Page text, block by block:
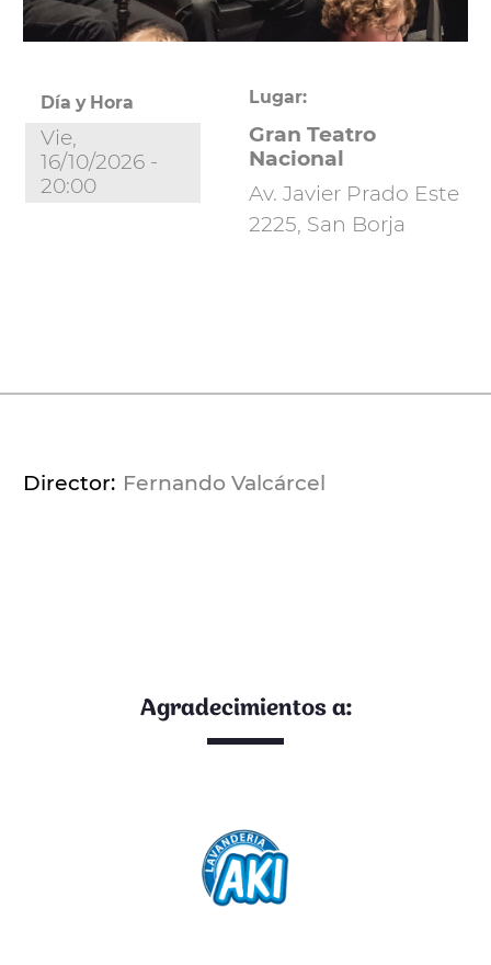
Día y Hora
Vie,
16/10/2026 -
20:00
Lugar:
Gran Teatro
Nacional
Av. Javier Prado Este
2225, San Borja
Director Fernando Valcárcel
Agradecimientos a: